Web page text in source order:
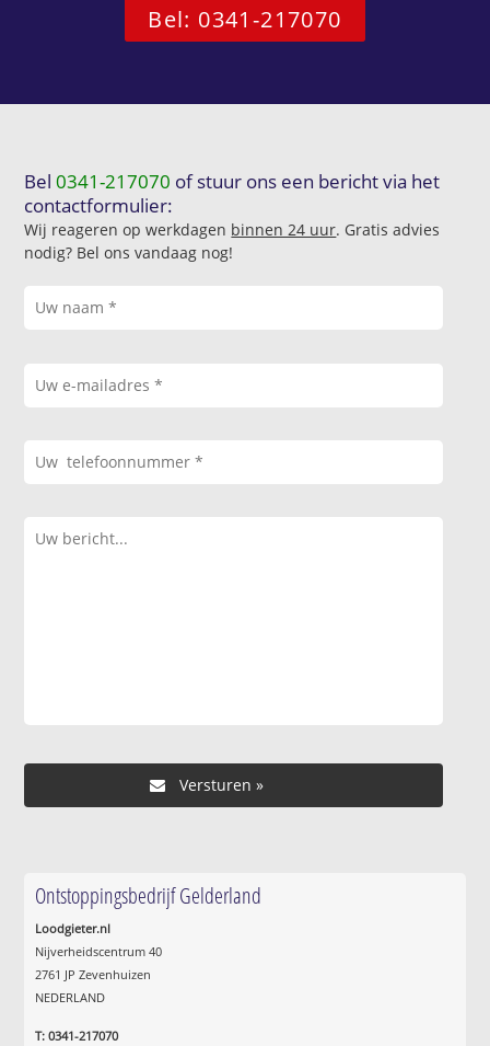
Bel: 0341-217070
Bel0341-217070 of stuur ons een bericht via het
contactformulier:
Wij reageren op werkdagen binnen 24 uur. Gratis advies
nodig? Bel ons vandaag nog!
Ontstoppingsbedrijf Gelderland
Loodgieter.nl
Nijverheidscentrum 40
2761 JP Zevenhuizen
NEDERLAND
T: 0341-217070